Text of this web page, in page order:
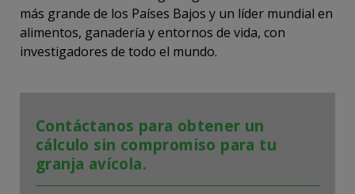
más grande de los Países Bajos y un líder mundial en
alimentos, ganadería y entornos de vida, con
investigadores de todo el mundo.
Contáctanos para obtener un
cálculo sin compromiso para tu
granja avícola.